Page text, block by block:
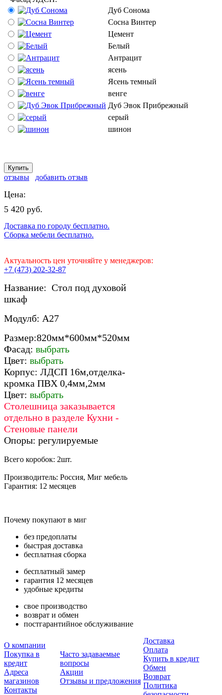
Дуб Сонома
Сосна Винтер
Цемент
Белый
Антрацит
ясень
Ясень темный
венге
Дуб Эвок Прибрежный
серый
шинон
отзывы добавить отзыв
Цена:
5 420 руб.
Доставка по городу бесплатно.
Сборка мебели бесплатно.
Актуальность цен уточняйте у менеджеров:
+7 (473) 202-32-87
Название: Стол под духовой
шкаф
Модулб: А27
Размер:820мм*600мм*520мм
Фасад: выбрать
Цвет: выбрать
Корпус: ЛДСП 16м,отделка-
кромка ПВХ 0,4мм,2мм
Цвет: выбрать
Столешница заказывается
отдельно в разделе Кухни -
Стеновые панели
Опоры: регулируемые
Всего коробок: 2шт.
Производитель: Россия, Миг мебель
Гарантия: 12 месяцев
Почему покупают в миг
без предоплаты
быстрая доставка
бесплатная сборка
бесплатный замер
гарантия 12 месяцев
удобные кредиты
свое производство
возврат и обмен
постгарантийное обслуживание
О компании
Покупка в
кредит
Адреса
магазинов
Контакты
Часто задаваемые
вопросы
Акции
Отзывы и предложения
Доставка
Оплата
Купить в кредит
Обмен
Возврат
Политика